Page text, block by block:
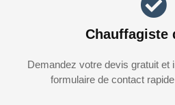
Chauffagiste
Demandez votre devis gratuit et
formulaire de contact